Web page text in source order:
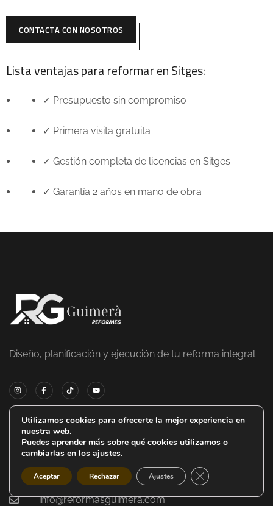
CONTACTA CON NOSOTROS
Lista ventajas para reformar en Sitges:
✓ Presupuesto sin compromiso
✓ Primera visita gratuita
✓ Gestión completa de licencias en Sitges
✓ Garantía 2 años en mano de obra
Diseño, planificación y ejecución de tu reforma integral
Contacto
El Prat de Llobregat
info@reformasguimera.com
Utilizamos cookies para ofrecerte la mejor experiencia en
nuestra web.
Puedes aprender más sobre qué cookies utilizamos o
cambiarlas en los ajustes.
Aceptar Rechazar Ajustes Cerrar el banner